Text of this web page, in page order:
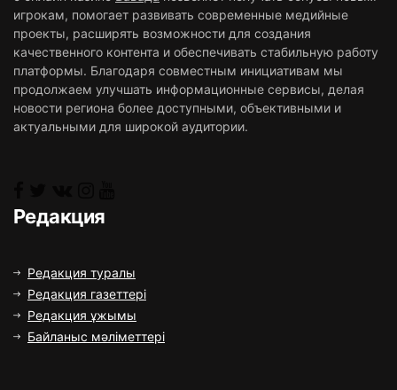
игрокам, помогает развивать современные медийные
проекты, расширять возможности для создания
качественного контента и обеспечивать стабильную работу
платформы. Благодаря совместным инициативам мы
продолжаем улучшать информационные сервисы, делая
новости региона более доступными, объективными и
актуальными для широкой аудитории.
Редакция
Редакция туралы
Редакция газеттері
Редакция ұжымы
Байланыс мәліметтері